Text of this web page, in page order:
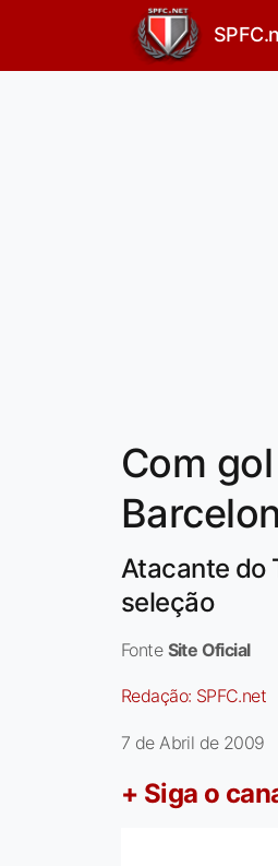
Com
Atacante do
seleção
Fonte Site Oficial
Redação: SPFC.net
7 de Abril de 2009
+ Siga o